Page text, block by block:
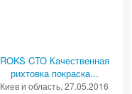
ROKS CTO Качественная
рихтовка покраска...
Киев и область, 27.05.2016